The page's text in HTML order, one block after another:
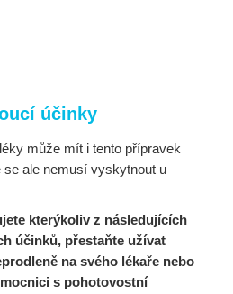
účinky
může mít i tento přípravek
se ale nemusí vyskytnout u
kterýkoliv z následujících
účinků, přestaňte užívat
na svého lékaře nebo
s pohotovostní